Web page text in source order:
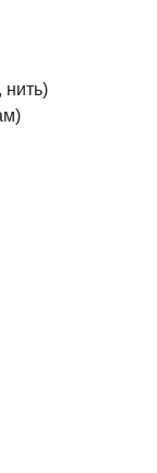
нить)